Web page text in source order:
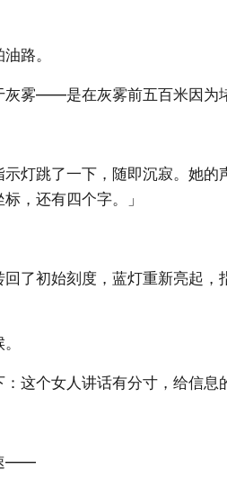
路。
灰雾——是在灰雾前五百米因为
示灯跳了一下，随即沉寂。她
，还有四个字。」
回了初始刻度，蓝灯重新亮
这个女人讲话有分寸，给信息
——